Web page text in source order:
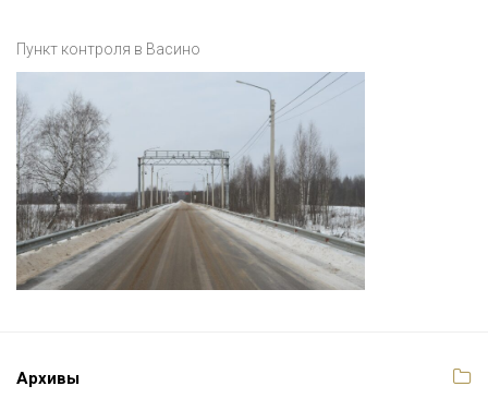
Пункт контроля в Васино
Архивы